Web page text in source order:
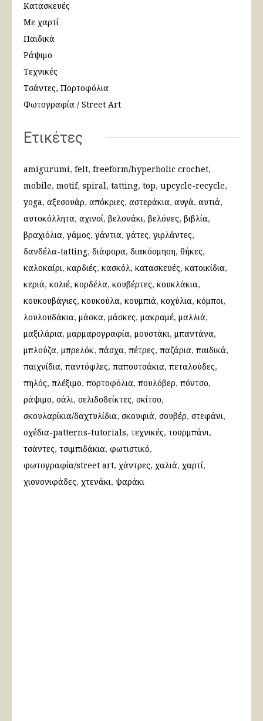
Κατασκευές
Με χαρτί
Παιδικά
Ράψιμο
Τεχνικές
Τσάντες, Πορτοφόλια
Φωτογραφία / Street Art
Ετικέτες
amigurumi felt freeform/hyperbolic crochet
mobile motif spiral tatting top upcycle-recycle
yoga αξεσουάρ απόκριες αστεράκια αυγά αυτιά
αυτοκόλλητα αχινοί βελονάκι βελόνες βιβλία
βραχιόλια γάμος γάντια γάτες γιρλάντες
δανδέλα-tatting διάφορα διακόσμηση θήκες
καλοκαίρι καρδιές κασκόλ κατασκευές κατοικίδια
κεριά κολιέ κορδέλα κουβέρτες κουκλάκια
κουκουβάγιες κουκούλα κουμπιά κοχύλια κόμποι
λουλουδάκια μάσκα μάσκες μακραμέ μαλλιά
μαξιλάρια μαρμαρογραφία μουστάκι μπαντάνα
μπλούζα μπρελόκ πάσχα πέτρες παζάρια παιδικά
παιχνίδια παντόφλες παπουτσάκια πεταλούδες
πηλός πλέξιμο πορτοφόλια πουλόβερ πόντσο
ράψιμο σάλι σελιδοδείκτες σκίτσο
σκουλαρίκια/δαχτυλίδια σκουφιά σουβέρ στεφάνι
σχέδια-patterns-tutorials τεχνικές τουρμπάνι
τσάντες τσιμπιδάκια φωτιστικό
φωτογραφία/street art χάντρες χαλιά χαρτί
χιονονιφάδες χτενάκι ψαράκι